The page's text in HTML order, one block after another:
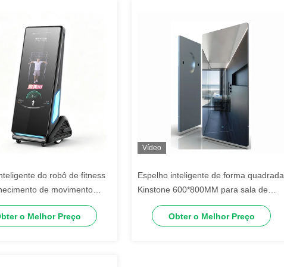
do robô de fitness
de movimento
eficiente, máquina
de treinamento de força
o Melhor Preço
Vídeo
Espelho inteligente de forma quadrada
Kinstone 600*800MM para sala de
estar e banheiro Espelho de fitness
Obter o Melhor Preço